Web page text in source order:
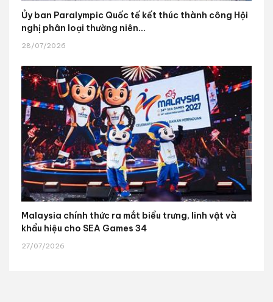
Ủy ban Paralympic Quốc tế kết thúc thành công Hội
nghị phân loại thường niên...
28/07/2026
Malaysia chính thức ra mắt biểu trưng, linh vật và
khẩu hiệu cho SEA Games 34
27/07/2026